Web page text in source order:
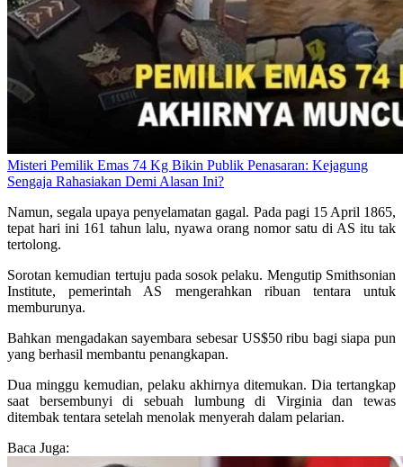
Misteri Pemilik Emas 74 Kg Bikin Publik Penasaran: Kejagung
Sengaja Rahasiakan Demi Alasan Ini?
Namun, segala upaya penyelamatan gagal. Pada pagi 15 April 1865,
tepat hari ini 161 tahun lalu, nyawa orang nomor satu di AS itu tak
tertolong.
Sorotan kemudian tertuju pada sosok pelaku. Mengutip Smithsonian
Institute, pemerintah AS mengerahkan ribuan tentara untuk
memburunya.
Bahkan mengadakan sayembara sebesar US$50 ribu bagi siapa pun
yang berhasil membantu penangkapan.
Dua minggu kemudian, pelaku akhirnya ditemukan. Dia tertangkap
saat bersembunyi di sebuah lumbung di Virginia dan tewas
ditembak tentara setelah menolak menyerah dalam pelarian.
Baca Juga: